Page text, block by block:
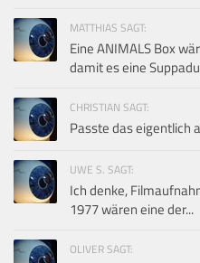
MATTHIAS SAGT:
Eine ANIMALS Box
damit es eine
CHRISTIAN SAGT:
Passte das eigentlich
UWE S. SAGT:
Ich denke,
1977 wären eine der...
OLIVER SAGT: